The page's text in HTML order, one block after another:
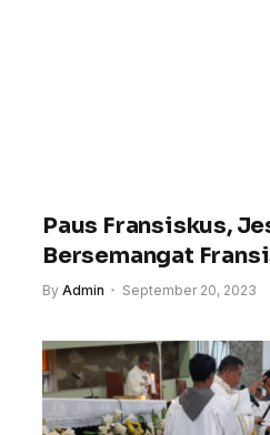
Paus Fransiskus,
Bersemangat
By Admin September 20, 2023